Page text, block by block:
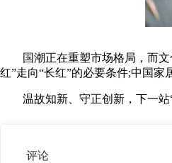
国潮正在重塑市场格局，而文
红”走向“长红”的必要条件;中国
温故知新、守正创新，下一站“
评论